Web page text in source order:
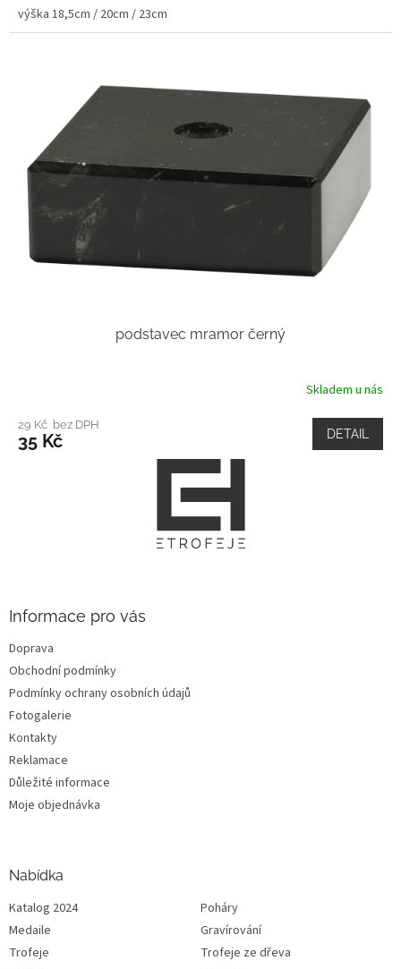
výška 18,5cm / 20cm / 23cm
podstavec mramor černý
Skladem u nás
29 Kč bez DPH
35 Kč DETAIL
Informace pro vás
Doprava
Obchodní podmínky
Podmínky ochrany osobních údajů
Fotogalerie
Kontakty
Reklamace
Důležité informace
Moje objednávka
Nabídka
Katalog 2024
Poháry
Medaile
Gravírování
Trofeje
Trofeje ze dřeva